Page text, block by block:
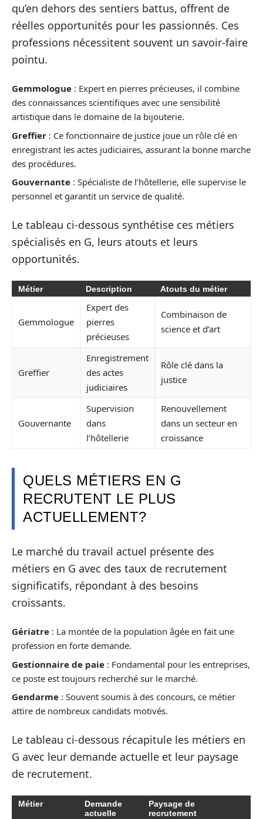
qu’en dehors des sentiers battus, offrent de
réelles opportunités pour les passionnés. Ces
professions nécessitent souvent un savoir-faire
pointu.
Gemmologue : Expert en pierres précieuses, il combine
des connaissances scientifiques avec une sensibilité
artistique dans le domaine de la bijouterie.
Greffier : Ce fonctionnaire de justice joue un rôle clé en
enregistrant les actes judiciaires, assurant la bonne marche
des procédures.
Gouvernante : Spécialiste de l’hôtellerie, elle supervise le
personnel et garantit un service de qualité.
Le tableau ci-dessous synthétise ces métiers
spécialisés en G, leurs atouts et leurs
opportunités.
Métier Description Atouts du métier
Gemmologue
Expert des
pierres
précieuses
Combinaison de
science et d’art
Greffier
Enregistrement
des actes
judiciaires
Rôle clé dans la
justice
Gouvernante
Supervision
dans
l’hôtellerie
Renouvellement
dans un secteur en
croissance
QUELS MÉTIERS EN G
RECRUTENT LE PLUS
ACTUELLEMENT?
Le marché du travail actuel présente des
métiers en G avec des taux de recrutement
significatifs, répondant à des besoins
croissants.
Gériatre : La montée de la population âgée en fait une
profession en forte demande.
Gestionnaire de paie : Fondamental pour les entreprises,
ce poste est toujours recherché sur le marché.
Gendarme : Souvent soumis à des concours, ce métier
attire de nombreux candidats motivés.
Le tableau ci-dessous récapitule les métiers en
G avec leur demande actuelle et leur paysage
de recrutement.
Métier
Demande
actuelle
Paysage de
recrutement